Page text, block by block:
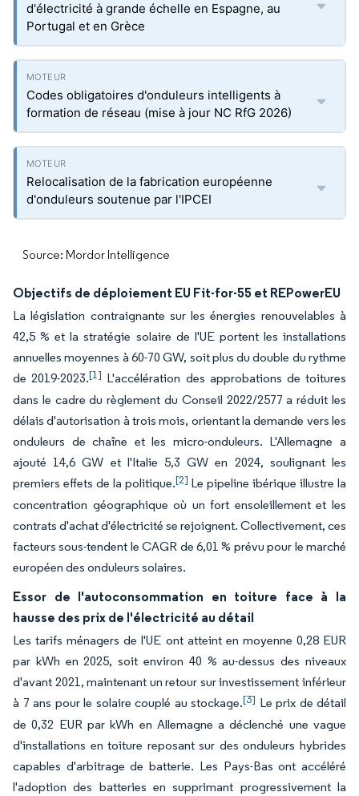
d'électricité à grande échelle en Espagne, au
Portugal et en Grèce
Codes obligatoires d'onduleurs intelligents à
formation de réseau (mise à jour NC RfG 2026)
Relocalisation de la fabrication européenne
d'onduleurs soutenue par l'IPCEI
Source: Mordor Intelligence
Objectifs de déploiement EU Fit-for-55 et REPowerEU
La législation contraignante sur les énergies renouvelables à
42,5 % et la stratégie solaire de l'UE portent les installations
annuelles moyennes à 60-70 GW, soit plus du double du rythme
de 2019-2023.[1] L'accélération des approbations de toitures
dans le cadre du règlement du Conseil 2022/2577 a réduit les
délais d'autorisation à trois mois, orientant la demande vers les
onduleurs de chaîne et les micro-onduleurs. L'Allemagne a
ajouté 14,6 GW et l'Italie 5,3 GW en 2024, soulignant les
premiers effets de la politique.[2] Le pipeline ibérique illustre la
concentration géographique où un fort ensoleillement et les
contrats d'achat d'électricité se rejoignent. Collectivement, ces
facteurs sous-tendent le CAGR de 6,01 % prévu pour le marché
européen des onduleurs solaires.
Essor de l'autoconsommation en toiture face à la
hausse des prix de l'électricité au détail
Les tarifs ménagers de l'UE ont atteint en moyenne 0,28 EUR
par kWh en 2025, soit environ 40 % au-dessus des niveaux
d'avant 2021, maintenant un retour sur investissement inférieur
à 7 ans pour le solaire couplé au stockage.[3] Le prix de détail
de 0,32 EUR par kWh en Allemagne a déclenché une vague
d'installations en toiture reposant sur des onduleurs hybrides
capables d'arbitrage de batterie. Les Pays-Bas ont accéléré
l'adoption des batteries en supprimant progressivement la